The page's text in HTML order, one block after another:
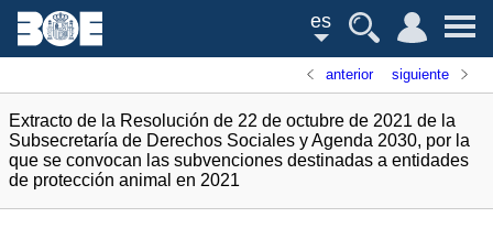
es
anterior siguiente
Extracto de la Resolución de 22 de octubre de 2021 de la
Subsecretaría de Derechos Sociales y Agenda 2030, por la
que se convocan las subvenciones destinadas a entidades
de protección animal en 2021